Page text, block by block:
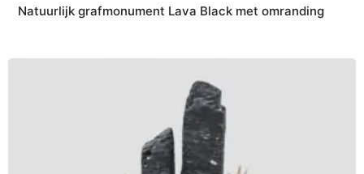
Natuurlijk grafmonument Lava Black met omranding